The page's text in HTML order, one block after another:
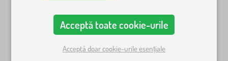
Acceptă toate cookie-urile
Acceptă doar cookie-urile esențiale